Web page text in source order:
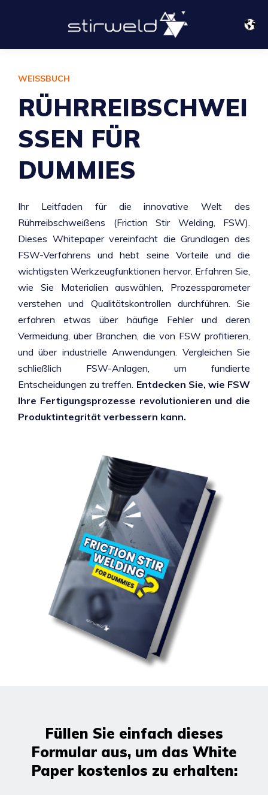
WEISSBUCH
RÜHRREIBSCHWEI
SSEN FÜR
DUMMIES
Ihr Leitfaden für die innovative Welt des
Rührreibschweißens (Friction Stir Welding, FSW).
Dieses Whitepaper vereinfacht die Grundlagen des
FSW-Verfahrens und hebt seine Vorteile und die
wichtigsten Werkzeugfunktionen hervor. Erfahren Sie,
wie Sie Materialien auswählen, Prozessparameter
verstehen und Qualitätskontrollen durchführen. Sie
erfahren etwas über häufige Fehler und deren
Vermeidung, über Branchen, die von FSW profitieren,
und über industrielle Anwendungen. Vergleichen Sie
schließlich FSW-Anlagen, um fundierte
Entscheidungen zu treffen. Entdecken Sie, wie FSW
Ihre Fertigungsprozesse revolutionieren und die
Produktintegrität verbessern kann.
Füllen Sie einfach dieses
Formular aus, um das White
Paper kostenlos zu erhalten: